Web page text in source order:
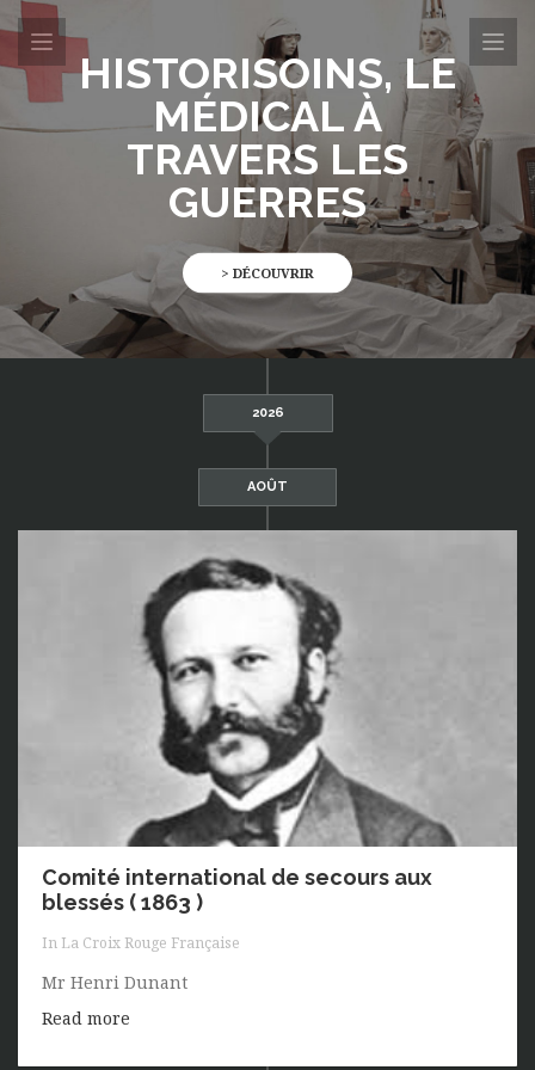
HISTORISOINS, LE
MÉDICAL À
TRAVERS LES
GUERRES
> DÉCOUVRIR
2026
AOÛT
Comité international de secours aux
blessés ( 1863 )
In La Croix Rouge Française
Mr Henri Dunant
Read more